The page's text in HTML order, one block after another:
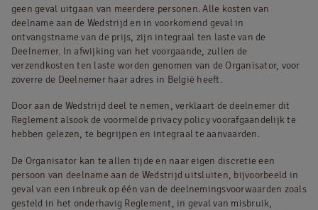
geen geval uitgaan van meerdere personen. Alle kosten van
deelname aan de Wedstrijd en in voorkomend geval in
ontvangstname van de prijs, zijn integraal ten laste van de
Deelnemer. In afwijking van het voorgaande, zullen de
verzendkosten ten laste worden genomen van de Organisator, voor
zoverre de Deelnemer haar adres in België heeft.
Door aan de Wedstrijd deel te nemen, verklaart de deelnemer dit
Reglement alsook de voormelde privacy policy voorafgaandelijk te
hebben gelezen, te begrijpen en integraal te aanvaarden.
De Organisator kan te allen tijde en naar eigen discretie een
persoon van deelname aan de Wedstrijd uitsluiten, bijvoorbeeld in
geval van een inbreuk op één van de deelnemingsvoorwaarden zoals
gesteld in het onderhavig Reglement, in geval van misbruik,